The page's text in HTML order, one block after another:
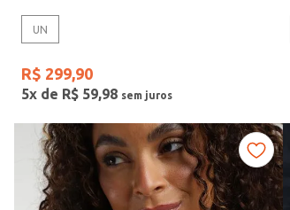
UN
R$ 299,90
5x de R$ 59,98